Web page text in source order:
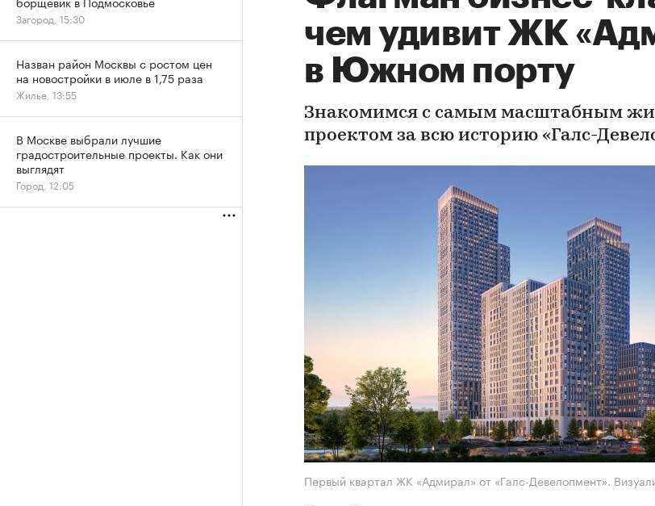
чем удивит ЖК
в Южном порту
Знакомимся с самым масштабным
проектом за всю историю «Галс-
Первый квартал ЖК «Адмирал» от «Галс-Девелопмент».
Загород, 15:30
Назван район Москвы с ростом цен
на новостройки в июле в 1,75 раза
Жилье, 13:55
В Москве выбрали лучшие
градостроительные проекты. Как они
выглядят
Город, 12:05